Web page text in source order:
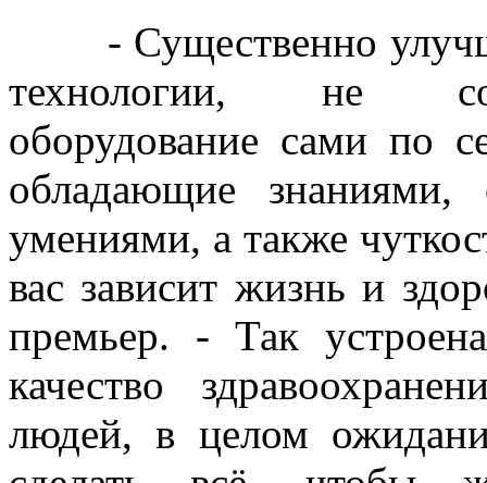
- Существенно
технологии, не
оборудование сами по
обладающие
умениями, а также
вас зависит жизнь и
премьер. - Так
качество
людей, в целом